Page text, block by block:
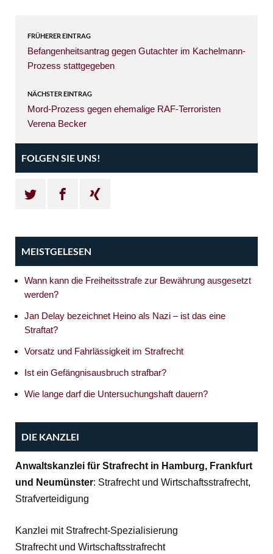
FRÜHERER EINTRAG
Befangenheitsantrag gegen Gutachter im Kachelmann-
Prozess stattgegeben
NÄCHSTER EINTRAG
Mord-Prozess gegen ehemalige RAF-Terroristen
Verena Becker
FOLGEN SIE UNS!
MEISTGELESEN
Wann kann die Freiheitsstrafe zur Bewährung ausgesetzt
werden?
Jan Delay bezeichnet Heino als Nazi – ist das eine
Straftat?
Vorsatz und Fahrlässigkeit im Strafrecht
Ist ein Gefängnisausbruch strafbar?
Wie lange darf die Untersuchungshaft dauern?
DIE KANZLEI
Anwaltskanzlei für Strafrecht in Hamburg, Frankfurt
und Neumünster: Strafrecht und Wirtschaftsstrafrecht,
Strafverteidigung
Kanzlei mit Strafrecht-Spezialisierung
Strafrecht und Wirtschaftsstrafrecht